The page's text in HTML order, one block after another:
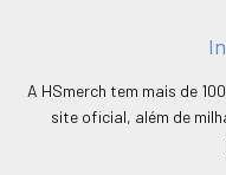
A HSmerch tem mais de
site oficial, além de